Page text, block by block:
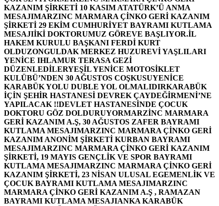
KAZANIM ŞİRKETİ 10 KASIM ATATÜRK’Ü ANMA
MESAJIMARZINC MARMARA ÇİNKO GERİ KAZANIM
ŞİRKETİ 29 EKİM CUMHURİYET BAYRAMI KUTLAMA
MESAJIİKİ DOKTORUMUZ GÖREVE BAŞLIYOR.İL
HAKEM KURULU BAŞKANI FERDİ KURT
OLDUZONGULDAK MERKEZ HUZUREVİ YAŞLILARI
YENİCE IHLAMUR TERASA GEZİ
DÜZENLEDİLERYEŞİL YENİCE MOTOSİKLET
KULÜBÜ’NDEN 30 AĞUSTOS COŞKUSUYENİCE
KARABÜK YOLU DUBLE YOL OLMALIDIRKARABÜK
İÇİN ŞEHİR HASTANESİ DEVREK ÇAYDEĞİRMENİ’NE
YAPILACAK !!DEVLET HASTANESİNDE ÇOCUK
DOKTORU GÖZ DOLDURUYORMARZİNC MARMARA
GERİ KAZANIM A.Ş, 30 AĞUSTOS ZAFER BAYRAMI
KUTLAMA MESAJIMARZINC MARMARA ÇİNKO GERİ
KAZANIM ANONİM ŞİRKETİ KURBAN BAYRAMI
MESAJIMARZINC MARMARA ÇİNKO GERİ KAZANIM
ŞİRKETİ, 19 MAYIS GENÇLİK VE SPOR BAYRAMI
KUTLAMA MESAJIMARZINC MARMARA ÇİNKO GERİ
KAZANIM ŞİRKETİ, 23 NİSAN ULUSAL EGEMENLİK VE
ÇOCUK BAYRAMI KUTLAMA MESAJIMARZINC
MARMARA ÇİNKO GERİ KAZANIM A.Ş , RAMAZAN
BAYRAMI KUTLAMA MESAJIANKA KARABÜK